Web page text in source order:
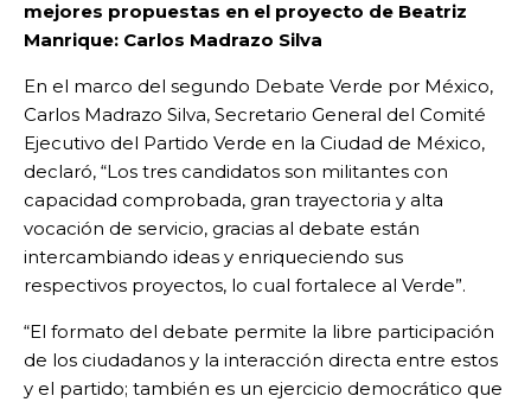
mejores propuestas en el proyecto de Beatriz
Manrique: Carlos Madrazo Silva
En el marco del segundo Debate Verde por México,
Carlos Madrazo Silva, Secretario General del Comité
Ejecutivo del Partido Verde en la Ciudad de México,
declaró, “Los tres candidatos son militantes con
capacidad comprobada, gran trayectoria y alta
vocación de servicio, gracias al debate están
intercambiando ideas y enriqueciendo sus
respectivos proyectos, lo cual fortalece al Verde”.
“El formato del debate permite la libre participación
de los ciudadanos y la interacción directa entre estos
y el partido; también es un ejercicio democrático que